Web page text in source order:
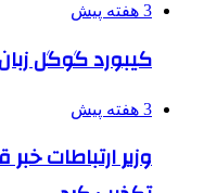
3 هفته پیش
کیبورد گوگل
3 هفته پیش
وزیر ارتباطات